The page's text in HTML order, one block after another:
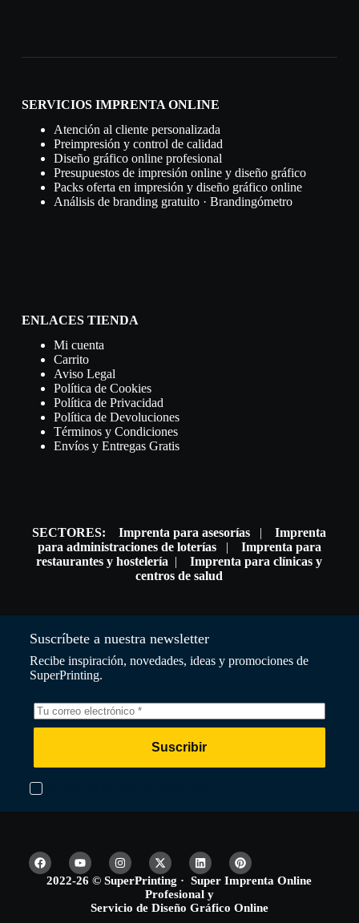
SERVICIOS IMPRENTA ONLINE
Atención al cliente personalizada
Preimpresión y control de calidad
Diseño gráfico online profesional
Presupuestos de impresión online y diseño gráfico
Packs oferta en impresión y diseño gráfico online
Análisis de branding gratuito · Brandingómetro
ENLACES TIENDA
Mi cuenta
Carrito
Aviso Legal
Política de Cookies
Política de Privacidad
Política de Devoluciones
Términos y Condiciones
Envíos y Entregas Gratis
SECTORES: Imprenta para asesorías |Imprenta
para administraciones de loterías| Imprenta para
restaurantes y hostelería |Imprenta para clínicas y
centros de salud
Suscríbete a nuestra newsletter
Recibe inspiración, novedades, ideas y promociones de
SuperPrinting.
Suscribir
2022-26 © SuperPrinting · Super Imprenta Online
Profesional y
Servicio de Diseño Gráfico Online